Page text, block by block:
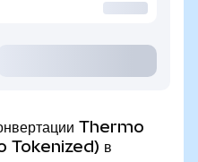
Thermo
Tokenized) в